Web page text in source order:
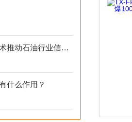
云计算和物联网技术推动石油行业信息化更上一层楼
什么作用？